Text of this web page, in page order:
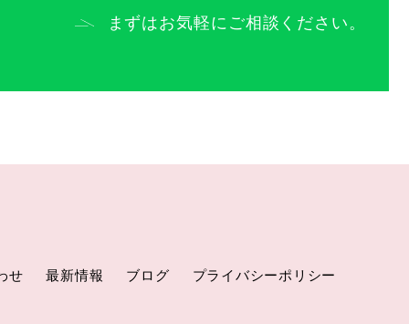
まずはお気軽にご相談ください。
せ 最新情報 ブログ プライバシーポリシー